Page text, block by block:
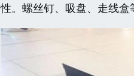
性。螺丝钉、吸盘、走线盒